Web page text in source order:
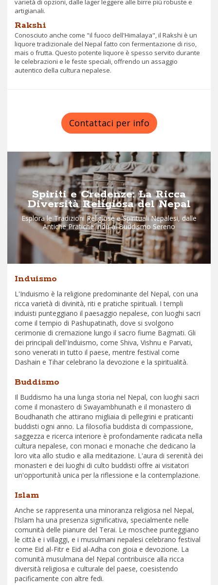
varietà di opzioni, dalle lager leggere alle birre più robuste e
artigianali.
Rakshi
Conosciuto anche come "il fuoco dell'Himalaya", il Rakshi è un
liquore tradizionale del Nepal fatto con fermentazione di riso,
mais o frutta. Questo potente liquore è spesso servito durante
le celebrazioni e le feste speciali, offrendo un assaggio
autentico della cultura nepalese.
Contattaci per info
Spiriti e Credenze: La Ricca
Diversità Religiosa del Nepal
Esplora le Tradizioni Religiose e Spirituali Nepalesi, dalle
Antiche Pratiche Indù al Buddismo Sereno
Induismo
L'Induismo è la religione predominante del Nepal, con una
ricca varietà di divinità, riti e pratiche spirituali. I templi
induisti punteggiano il paesaggio nepalese, con luoghi sacri
come il tempio di Pashupatinath, dove si svolgono
cerimonie di cremazione lungo il sacro fiume Bagmati. Gli
dei principali dell'Induismo, come Shiva, Vishnu e Parvati,
sono venerati in tutto il paese, mentre festival come
Dashain e Tihar celebrano la devozione e la spiritualità.
Buddismo
Il Buddismo ha una lunga storia nel Nepal, con luoghi sacri
come il monastero di Swayambhunath e il monastero di
Boudhanath che attirano migliaia di pellegrini e praticanti
buddisti ogni anno. La filosofia buddista di compassione,
saggezza e ricerca interiore è profondamente radicata nella
cultura nepalese, con monaci e monache che dedicano la
loro vita allo studio e alla meditazione. L'aura di serenità dei
monasteri e dei luoghi di culto buddisti offre ai visitatori
un'opportunità unica per la riflessione e la contemplazione.
Islam
Anche se rappresenta una minoranza religiosa nel Nepal,
l’Islam ha una presenza significativa, specialmente nelle
comunità delle pianure del Terai. Le moschee punteggiano
le città e i villaggi, e i musulmani nepalesi celebrano festival
come Eid al-Fitr e Eid al-Adha con gioia e devozione. La
comunità musulmana del Nepal contribuisce alla ricca
diversità religiosa e culturale del paese, coesistendo
pacificamente con altre fedi.